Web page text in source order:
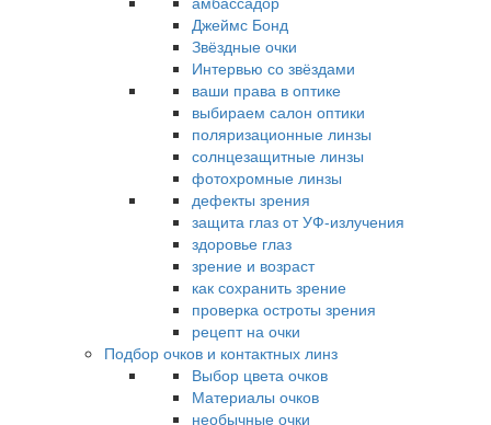
Джеймс Бонд
Звёздные очки
Интервью со звёздами
ваши права в оптике
выбираем салон оптики
поляризационные линзы
солнцезащитные линзы
фотохромные линзы
дефекты зрения
защита глаз от УФ-излучения
здоровье глаз
зрение и возраст
как сохранить зрение
проверка остроты зрения
рецепт на очки
Подбор очков и контактных линз
Выбор цвета очков
Материалы очков
необычные очки